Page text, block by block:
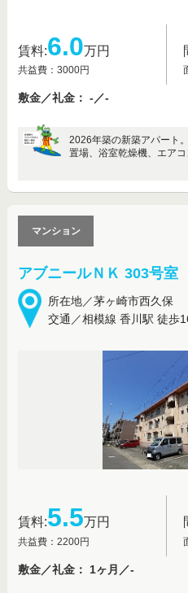
賃料:6.0万円
共益費：3000円
敷金／礼金： -／-
2026年築の新築アパート
置場、浴室乾燥機、エア
アブニールＮＫ 303号室
所在地／茅ヶ崎市西久保
交通／相模線 香川駅 徒歩
マンション
賃料:5.5万円
共益費：2200円
敷金／礼金： 1ヶ月／-